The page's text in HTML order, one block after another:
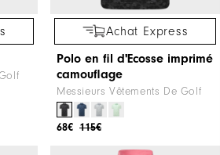
Achat Express
Polo en fil d'Ecosse imprimé
camouflage
Messieurs Vêtements De Golf
115€
68€